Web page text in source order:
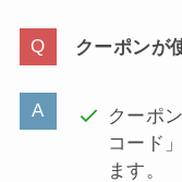
クーポンが
クーポ
コード
ます。